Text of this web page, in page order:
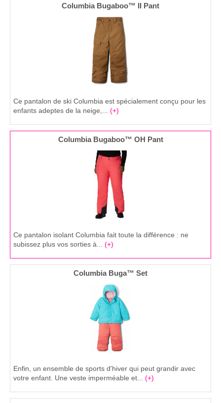
Columbia Bugaboo™ II Pant
Ce pantalon de ski Columbia est spécialement conçu pour les
enfants adeptes de la neige,... (+)
Columbia Bugaboo™ OH Pant
Ce pantalon isolant Columbia fait toute la différence : ne
subissez plus vos sorties à... (+)
Columbia Buga™ Set
Enfin, un ensemble de sports d'hiver qui peut grandir avec
votre enfant. Une veste imperméable et... (+)